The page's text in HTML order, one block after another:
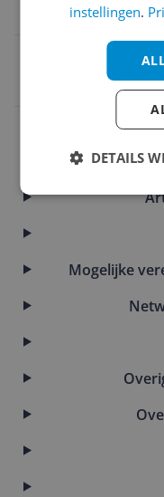
0198157318229
Mogelijke
instellingen.
DETAILS